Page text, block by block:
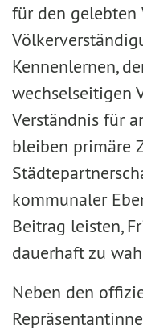
für den gelebten
Kennenlernen,
wechselseitigen
Verständnis für
bleiben primäre
kommunaler
Beitrag leisten,
dauerhaft zu
Neben den